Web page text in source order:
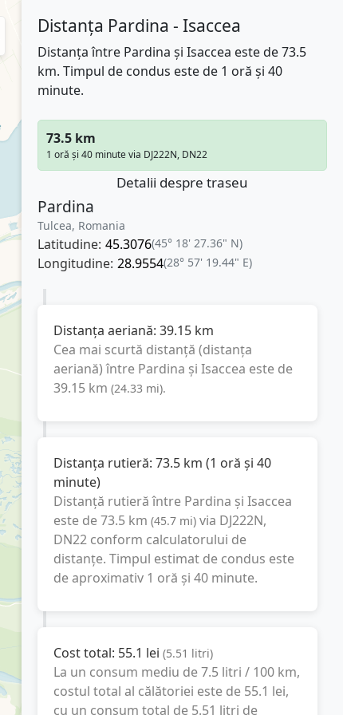
Distanța Pardina - Isaccea
Distanța între Pardina și Isaccea este de 73.5
km. Timpul de condus este de 1 oră și 40
minute.
73.5 km
1 oră și 40 minute via DJ222N, DN22
Detalii despre traseu
Pardina
Tulcea, Romania
Latitudine: 45.3076(45° 18' 27.36" N)
Longitudine: 28.9554(28° 57' 19.44" E)
Distanța aeriană: 39.15 km
Cea mai scurtă distanță (distanța
aeriană) între Pardina și Isaccea este de
39.15 km (24.33 mi).
Distanța rutieră: 73.5 km (1 oră și 40
minute)
Distanță rutieră între Pardina și Isaccea
este de73.5 km (45.7 mi) via DJ222N,
DN22conform calculatorului de
distanțe. Timpul estimat de condus este
de aproximativ 1 oră și 40 minute.
Cost total: 55.1 lei (5.51 litri)
La un consum mediu de7.5 litri / 100 km,
costul total al călătoriei este de 55.1 lei,
cu un consum total de 5.51 litri de